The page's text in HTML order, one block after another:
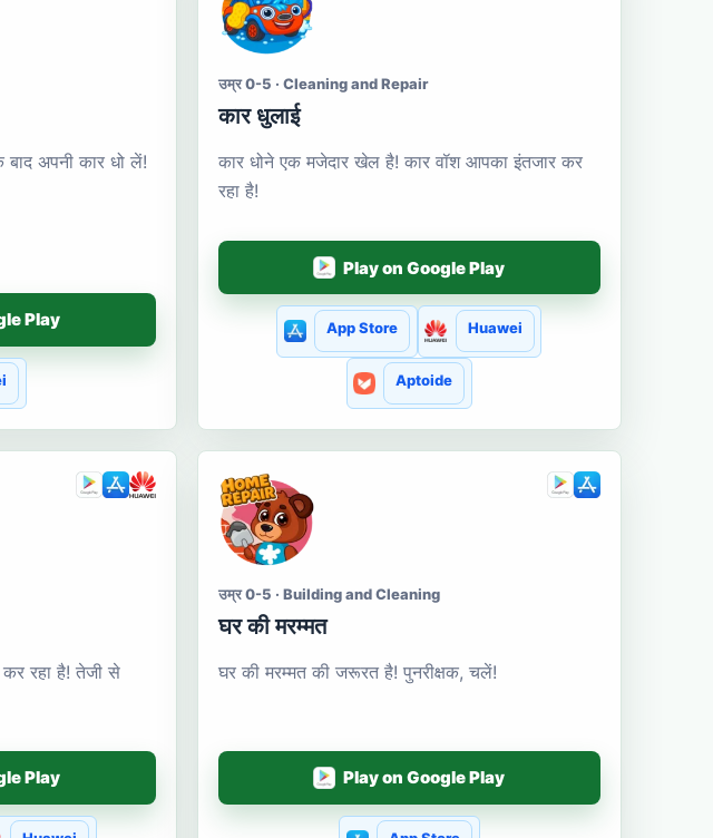
बाद अपनी कार धो लें!
Play
उम्र 0-5 · Cleaning and Repair
कार धुलाई
कार धोने एक मजेदार खेल है! कार वॉश आपका इंतजार कर
रहा है!
Play on Google Play
App Store Huawei
Aptoide
रहा है! तेजी से
Play
उम्र 0-5 · Building and Cleaning
घर की मरम्मत
घर की मरम्मत की जरूरत है! पुनरीक्षक, चलें!
Play on Google Play